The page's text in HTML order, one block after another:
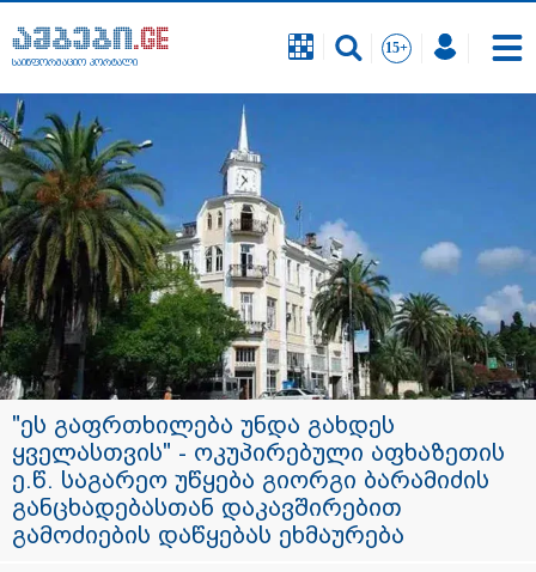
საინფორმაციო პორტალი
"ეს გაფრთხილება უნდა გახდეს
ყველასთვის" - ოკუპირებული აფხაზეთის
ე.წ. საგარეო უწყება გიორგი ბარამიძის
განცხადებასთან დაკავშირებით
გამოძიების დაწყებას ეხმაურება